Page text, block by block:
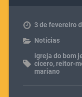
3 de fevereiro
Notícias
igreja do bom
cícero, reitor-
mariano